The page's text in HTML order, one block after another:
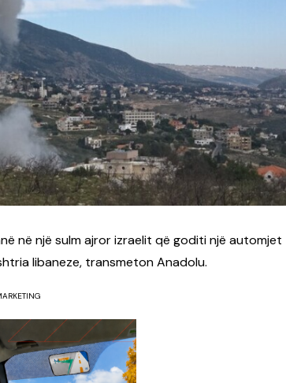
RELAKS
RETRO JAVORE
në një sulm ajror izraelit që goditi një automjet
libaneze, transmeton Anadolu.